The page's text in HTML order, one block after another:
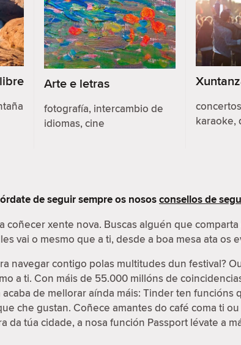
Arte e letras
fotografía, intercambio de
idiomas, cine
karaoke,
de seguir sempre os nososconsellos de
coñecer xente nova. Buscas alguén que
vai o mesmo que a ti, desde a boa mesa ata os
navegar contigo polas multitudes dun festival?
a ti. Con máis de 55.000 millóns de
de mellorar aínda máis: Tinder ten
che gustan. Coñece amantes do café coma ti
da túa cidade, a nosa función Passport lévate a